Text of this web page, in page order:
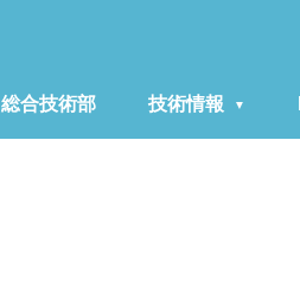
総合技術部 技術情報